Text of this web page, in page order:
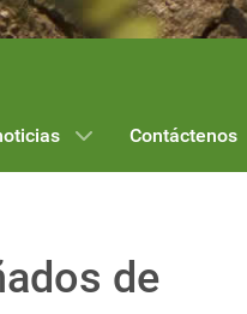
Contáctenos
de